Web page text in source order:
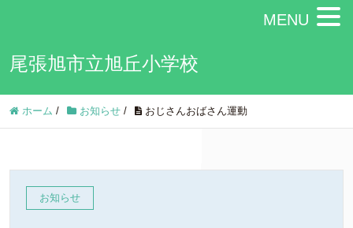
尾張旭市立旭丘小学校
ホーム / お知らせ / おじさんおばさん運動
お知らせ
MENU